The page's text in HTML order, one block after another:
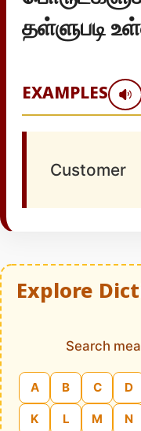
தள்ளுபடி
EXAMPLES
Customer
Explore
Search
A B C D
K L M N